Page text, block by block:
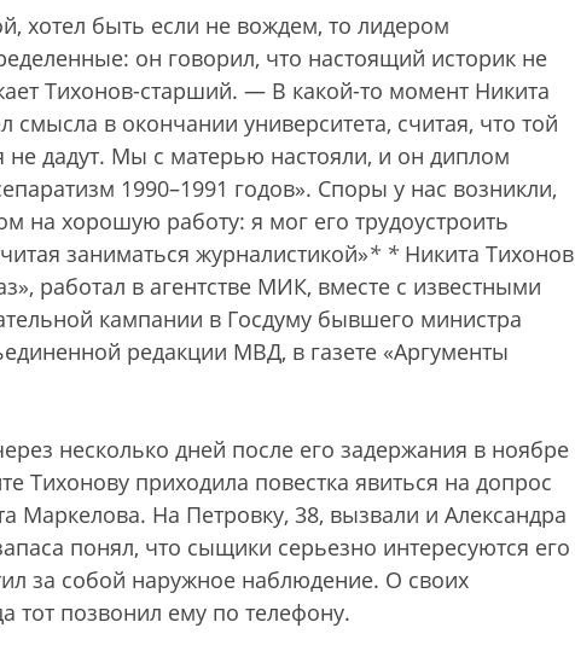
хотел быть если не вождем, то лидером
он говорил, что настоящий историк не
Тихонов-старший. — В какой-то момент Никита
в окончании университета, считая, что той
не дадут. Мы с матерью настояли, и он диплом
1990–1991 годов». Споры у нас возникли,
на хорошую работу: я мог его трудоустроить
заниматься журналистикой»* * Никита Тихонов
работал в агентстве МИК, вместе с известными
кампании в Госдуму бывшего министра
редакции МВД, в газете «Аргументы
несколько дней после его задержания в ноябре
Тихонову приходила повестка явиться на допрос
Маркелова. На Петровку, 38, вызвали и Александра
понял, что сыщики серьезно интересуются его
за собой наружное наблюдение. О своих
тот позвонил ему по телефону.